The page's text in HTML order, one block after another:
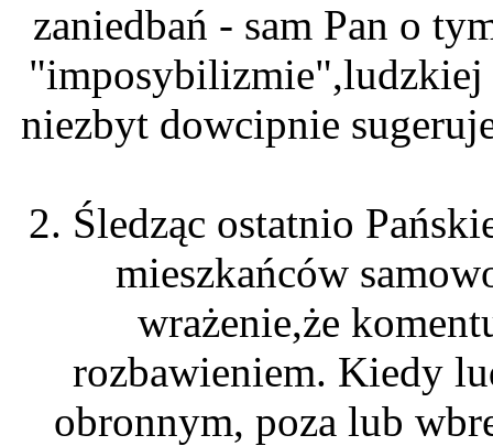
zaniedbań - sam Pan o
"imposybilizmie",ludzkiej
niezbyt dowcipnie
2. Śledząc ostatnio
mieszkańców
wrażenie,że
rozbawieniem. Kiedy
obronnym, poza lub